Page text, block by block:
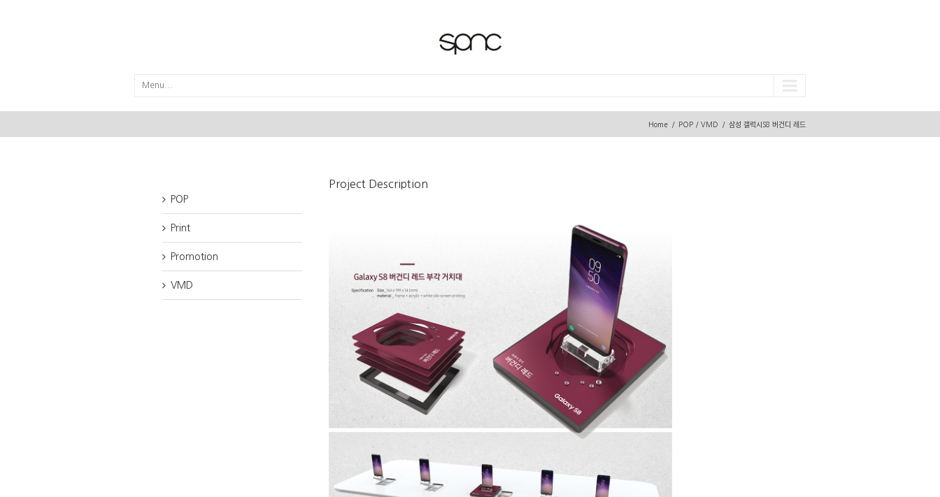
Menu...
Home POP / VMD 삼성 갤럭시S8 버건디 레드
Project Description
POP
Print
Promotion
VMD